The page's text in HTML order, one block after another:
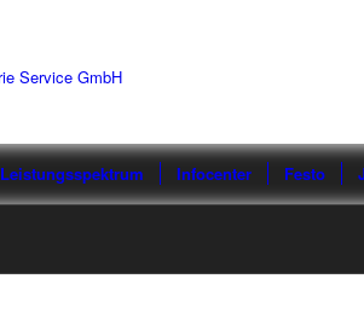
Leistungsspektrum Infocenter Festo